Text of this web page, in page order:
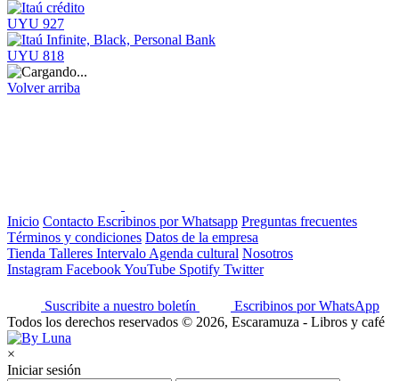
UYU 927
UYU 818
Volver arriba
Inicio Contacto Escribinos por Whatsapp Preguntas frecuentes
Términos y condiciones Datos de la empresa
Tienda Talleres Intervalo Agenda cultural Nosotros
Instagram FacebookYouTube Spotify Twitter
Suscribite a nuestro boletín
Escribinos por WhatsApp
Todos los derechos reservados © 2026, Escaramuza - Libros y café
×
Iniciar sesión